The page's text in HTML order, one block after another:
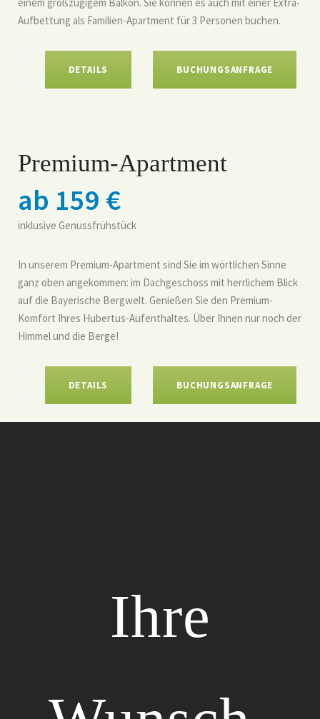
Aufbettung als Familien-Apartment für 3 Personen buchen.
DETAILS BUCHUNGSANFRAGE
Premium-Apartment
ab 159 €
inklusive Genussfrühstück
In unserem Premium-Apartment sind Sie im wörtlichen Sinne
ganz oben angekommen: im Dachgeschoss mit herrlichem Blick
auf die Bayerische Bergwelt. Genießen Sie den Premium-
Komfort Ihres Hubertus-Aufenthaltes. Über Ihnen nur noch der
Himmel und die Berge!
DETAILS BUCHUNGSANFRAGE
Ihre